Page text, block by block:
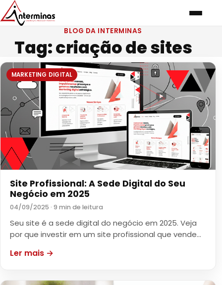
BLOG DA INTERMINAS
Tag:criação de sites
MARKETING DIGITAL
Site Profissional: A Sede Digital do Seu
Negócio em 2025
04/09/2025 · 9 min de leitura
Seu site é a sede digital do negócio em 2025. Veja
por que investir em um site profissional que vende…
Ler mais →